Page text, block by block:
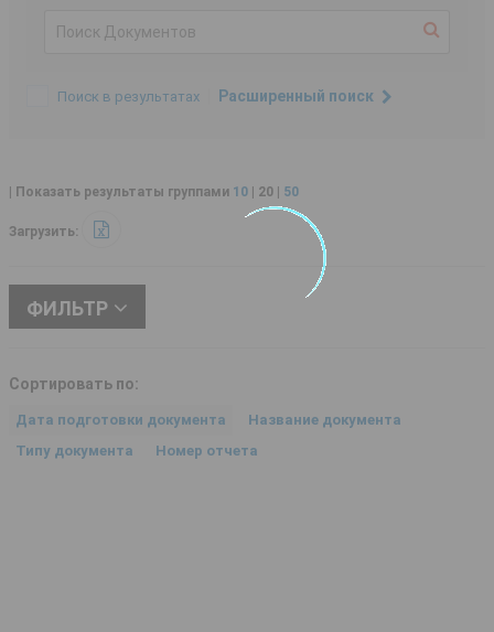
Поиск в результатах Расширенный поиск
| Показать результаты группами 10 20 50
Загрузить:
ФИЛЬТР
Сортировать по:
Дата подготовки документа
Название документа
Типу документа
Номер отчета